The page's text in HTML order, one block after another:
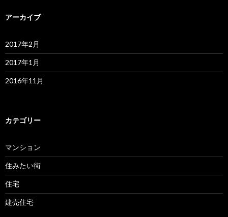
アーカイブ
2017年2月
2017年1月
2016年11月
カテゴリー
マンション
住みたい街
住宅
建売住宅